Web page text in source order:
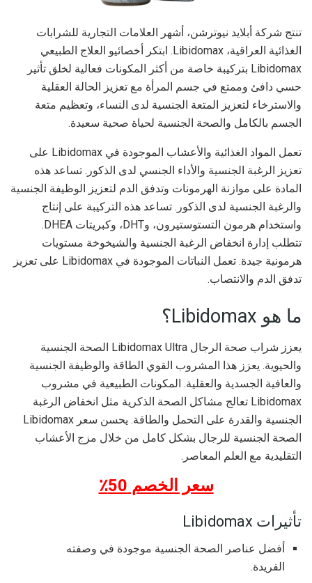
تنتج شركة أبلايد نيوترشن، أشهر العلامات التجارية للشرابات
الغذائية العراقية، Libidomax. ابتكر أخصائيو العلاج الطبيعي
Libidomax بتركيبة خاصة من أكثر المكونات فعالية لخلق تأثير
حسي دافئ وممتع في جسم المرأة مع تعزيز الحالة العقلية
والاسترخاء لتعزيز المتعة الجنسية لدى النساء، وتعظيم متعة
الجسم بالكامل والصحة الجنسية لحياة صحية سعيدة.
تعمل المواد الغذائية والأعشاب الموجودة في Libidomax على
تعزيز الرغبة الجنسية والأداء الجنسي لدى الذكور. تساعد هذه
المادة على موازنة الهرمونات وتدفق الدم لتعزيز الوظيفة الجنسية
والرغبة الجنسية لدى الذكور. تساعد هذه التركيبة على إنتاج
واستخدام هرمون التستوستيرون، وDHT، وكبريتات DHEA.
تتطلب إدارة انخفاض الرغبة الجنسية والشيخوخة مستويات
هرمونية جيدة. تعمل النباتات الموجودة في Libidomax على تعزيز
تدفق الدم والانتصاب.
ما هو Libidomax؟
يعزز شراب صحة الرجال Libidomax Ultra الصحة الجنسية
والحيوية. يعزز هذا المشروب القوي الطاقة والوظيفة الجنسية
والعافية الجسدية والعقلية. المكونات الطبيعية في مشروب
Libidomax تعالج مشاكل الصحة الذكرية مثل انخفاض الرغبة
الجنسية والقدرة على التحمل والطاقة. يحسن سعر Libidomax
الصحة الجنسية للرجال بشكل كامل من خلال مزج الأعشاب
التقليدية مع العلم المعاصر.
سعر الخصم 50٪
تأثيرات Libidomax
أفضل عناصر الصحة الجنسية موجودة في وصفته
الفريدة.